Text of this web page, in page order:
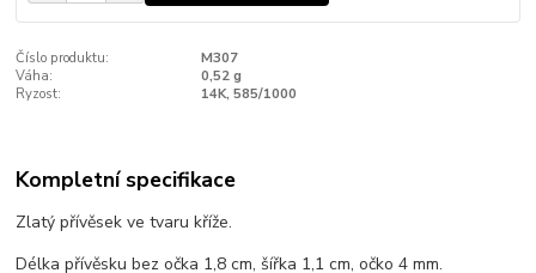
Číslo produktu:
M307
Váha:
0,52 g
Ryzost:
14K, 585/1000
Kompletní specifikace
Zlatý přívěsek ve tvaru kříže.
Délka přívěsku bez očka 1,8 cm, šířka 1,1 cm, očko 4 mm.